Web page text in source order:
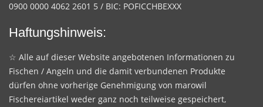
0900 0000 4062 2601 5 / BIC: POFICCHBEXXX
Haftungshinweis:
☆ Alle auf dieser Website angebotenen Informationen zu
Fischen / Angeln und die damit verbundenen Produkte
dürfen ohne vorherige Genehmigung von marowil
Fischereiartikel weder ganz noch teilweise gespeichert,